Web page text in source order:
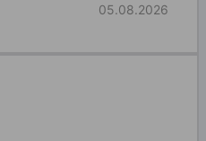
05.08.2026